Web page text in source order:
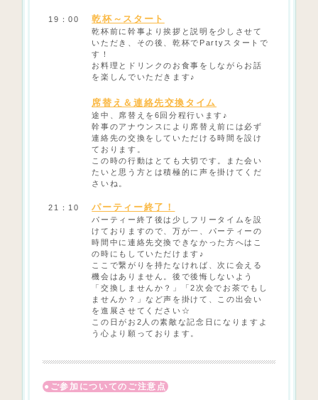
19：00 乾杯～スタート
乾杯前に幹事より挨拶と説明を少しさせて
いただき、その後、乾杯でPartyスタートで
す！
お料理とドリンクのお食事をしながらお話
を楽しんでいただきます♪
席替え＆連絡先交換タイム
途中、席替えを6回分程行います♪
幹事のアナウンスにより席替え前には必ず
連絡先の交換をしていただける時間を設け
ております。
この時の行動はとても大切です。また会い
たいと思う方とは積極的に声を掛けてくだ
さいね。
21：10 パーティー終了！
パーティー終了後は少しフリータイムを設
けておりますので、万が一、パーティーの
時間中に連絡先交換できなかった方へはこ
の時にもしていただけます♪
ここで繋がりを持たなければ、次に会える
機会はありません。後で後悔しないよう
「交換しませんか？」「2次会でお茶でもし
ませんか？」など声を掛けて、この出会い
を進展させてください☆
この日がお2人の素敵な記念日になりますよ
う心より願っております。
ご参加についてのご注意点